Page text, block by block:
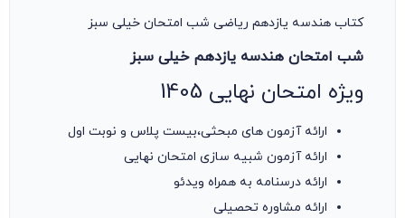
کتاب هندسه یازدهم ریاضی شب امتحان خیلی سبز
شب امتحان هندسه یازدهم خیلی سبز
ویژه امتحان نهایی 1405
ارائه آزمون های مبحثی،بیست پلاس و نوبت اول
ارائه آزمون شبیه سازی امتحان نهایی
ارائه درسنامه به همراه ویدئو
ارائه مشاوره تحصیلی